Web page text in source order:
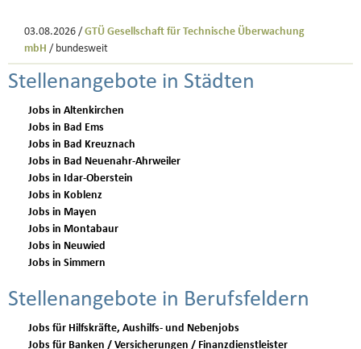
03.08.2026 / GTÜ Gesellschaft für Technische Überwachung
mbH / bundesweit
Stellenangebote in Städten
Jobs in Altenkirchen
Jobs in Bad Ems
Jobs in Bad Kreuznach
Jobs in Bad Neuenahr-Ahrweiler
Jobs in Idar-Oberstein
Jobs in Koblenz
Jobs in Mayen
Jobs in Montabaur
Jobs in Neuwied
Jobs in Simmern
Stellenangebote in Berufsfeldern
Jobs für Hilfskräfte, Aushilfs- und Nebenjobs
Jobs für Banken / Versicherungen / Finanzdienstleister